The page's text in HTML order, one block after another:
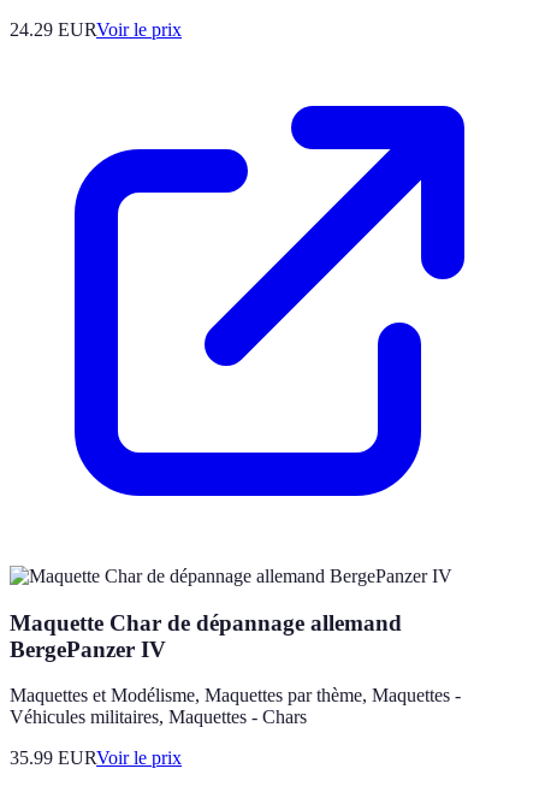
24.29 EURVoir le prix
Maquette Char de dépannage allemand
BergePanzer IV
Maquettes et Modélisme, Maquettes par thème, Maquettes -
Véhicules militaires, Maquettes - Chars
35.99 EURVoir le prix